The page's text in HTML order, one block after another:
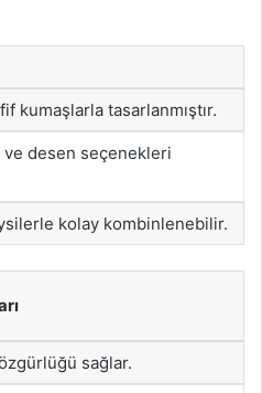
kumaşlarla tasarlanmıştır.
ve desen seçenekleri
kolay kombinlenebilir.
sağlar.